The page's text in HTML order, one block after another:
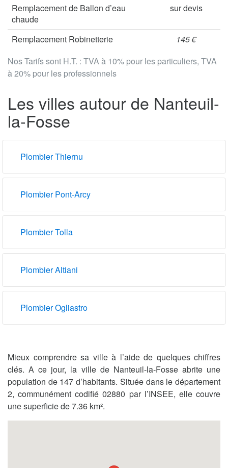
Nos Tarifs sont H.T. : TVA à 10% pour les particuliers, TVA
à 20% pour les professionnels
Remplacement de Ballon d’eau
chaude
sur devis
Remplacement Robinetterie 145 €
Les villes autour de Nanteuil-
la-Fosse
Plombier Thiernu
Plombier Pont-Arcy
Plombier Tolla
Plombier Altiani
Plombier Ogliastro
Mieux comprendre sa ville à l’aide de quelques chiffres
clés. A ce jour, la ville de Nanteuil-la-Fosse abrite une
population de 147 d’habitants. Située dans le département
2, communément codifié 02880 par l’INSEE, elle couvre
une superficie de 7.36 km².